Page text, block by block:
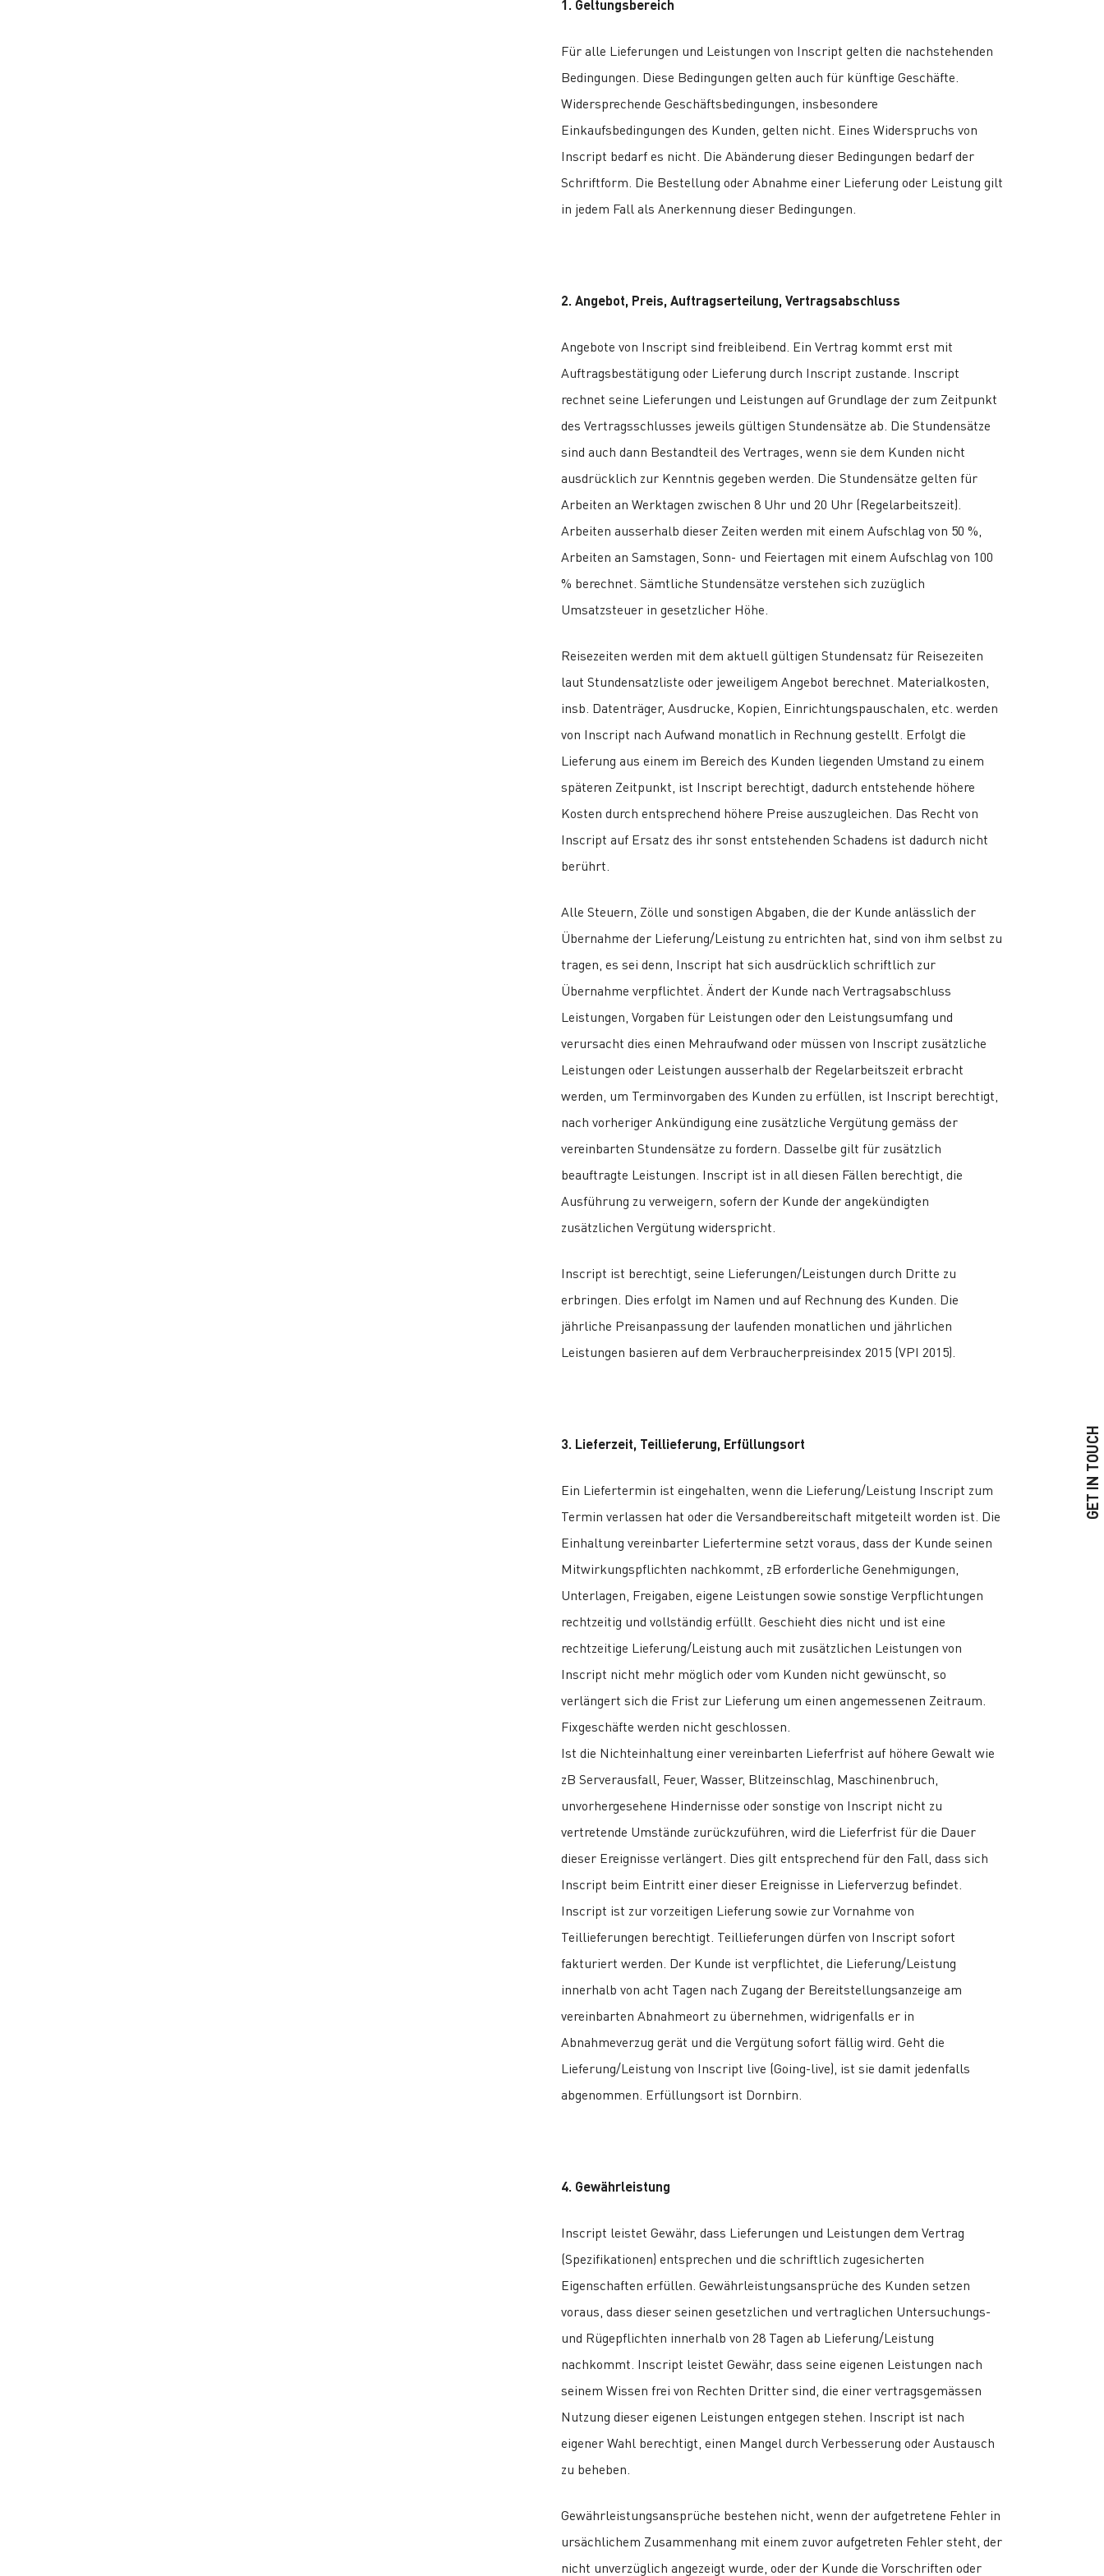
1. Geltungsbereich
Für alle Lieferungen und Leistungen von Inscript gelten die nachstehenden
Bedingungen. Diese Bedingungen gelten auch für künftige Geschäfte.
Widersprechende Geschäftsbedingungen, insbesondere
Einkaufsbedingungen des Kunden, gelten nicht. Eines Widerspruchs von
Inscript bedarf es nicht. Die Abänderung dieser Bedingungen bedarf der
Schriftform. Die Bestellung oder Abnahme einer Lieferung oder Leistung gilt
in jedem Fall als Anerkennung dieser Bedingungen.
2. Angebot, Preis, Auftragserteilung, Vertragsabschluss
Angebote von Inscript sind freibleibend. Ein Vertrag kommt erst mit
Auftragsbestätigung oder Lieferung durch Inscript zustande. Inscript
rechnet seine Lieferungen und Leistungen auf Grundlage der zum Zeitpunkt
des Vertragsschlusses jeweils gültigen Stundensätze ab. Die Stundensätze
sind auch dann Bestandteil des Vertrages, wenn sie dem Kunden nicht
ausdrücklich zur Kenntnis gegeben werden. Die Stundensätze gelten für
Arbeiten an Werktagen zwischen 8 Uhr und 20 Uhr (Regelarbeitszeit).
Arbeiten ausserhalb dieser Zeiten werden mit einem Aufschlag von 50 %,
Arbeiten an Samstagen, Sonn- und Feiertagen mit einem Aufschlag von 100
% berechnet. Sämtliche Stundensätze verstehen sich zuzüglich
Umsatzsteuer in gesetzlicher Höhe.
Reisezeiten werden mit dem aktuell gültigen Stundensatz für Reisezeiten
laut Stundensatzliste oder jeweiligem Angebot berechnet. Materialkosten,
insb. Datenträger, Ausdrucke, Kopien, Einrichtungspauschalen, etc. werden
von Inscript nach Aufwand monatlich in Rechnung gestellt. Erfolgt die
Lieferung aus einem im Bereich des Kunden liegenden Umstand zu einem
späteren Zeitpunkt, ist Inscript berechtigt, dadurch entstehende höhere
Kosten durch entsprechend höhere Preise auszugleichen. Das Recht von
Inscript auf Ersatz des ihr sonst entstehenden Schadens ist dadurch nicht
berührt.
Alle Steuern, Zölle und sonstigen Abgaben, die der Kunde anlässlich der
Übernahme der Lieferung/Leistung zu entrichten hat, sind von ihm selbst zu
tragen, es sei denn, Inscript hat sich ausdrücklich schriftlich zur
Übernahme verpflichtet. Ändert der Kunde nach Vertragsabschluss
Leistungen, Vorgaben für Leistungen oder den Leistungsumfang und
verursacht dies einen Mehraufwand oder müssen von Inscript zusätzliche
Leistungen oder Leistungen ausserhalb der Regelarbeitszeit erbracht
werden, um Terminvorgaben des Kunden zu erfüllen, ist Inscript berechtigt,
nach vorheriger Ankündigung eine zusätzliche Vergütung gemäss der
vereinbarten Stundensätze zu fordern. Dasselbe gilt für zusätzlich
beauftragte Leistungen. Inscript ist in all diesen Fällen berechtigt, die
Ausführung zu verweigern, sofern der Kunde der angekündigten
zusätzlichen Vergütung widerspricht.
Inscript ist berechtigt, seine Lieferungen/Leistungen durch Dritte zu
erbringen. Dies erfolgt im Namen und auf Rechnung des Kunden. Die
jährliche Preisanpassung der laufenden monatlichen und jährlichen
Leistungen basieren auf dem Verbraucherpreisindex 2015 (VPI 2015).
3. Lieferzeit, Teillieferung, Erfüllungsort
Ein Liefertermin ist eingehalten, wenn die Lieferung/Leistung Inscript zum
Termin verlassen hat oder die Versandbereitschaft mitgeteilt worden ist. Die
Einhaltung vereinbarter Liefertermine setzt voraus, dass der Kunde seinen
Mitwirkungspflichten nachkommt, zB erforderliche Genehmigungen,
Unterlagen, Freigaben, eigene Leistungen sowie sonstige Verpflichtungen
rechtzeitig und vollständig erfüllt. Geschieht dies nicht und ist eine
rechtzeitige Lieferung/Leistung auch mit zusätzlichen Leistungen von
Inscript nicht mehr möglich oder vom Kunden nicht gewünscht, so
verlängert sich die Frist zur Lieferung um einen angemessenen Zeitraum.
Fixgeschäfte werden nicht geschlossen.
Ist die Nichteinhaltung einer vereinbarten Lieferfrist auf höhere Gewalt wie
zB Serverausfall, Feuer, Wasser, Blitzeinschlag, Maschinenbruch,
unvorhergesehene Hindernisse oder sonstige von Inscript nicht zu
vertretende Umstände zurückzuführen, wird die Lieferfrist für die Dauer
dieser Ereignisse verlängert. Dies gilt entsprechend für den Fall, dass sich
Inscript beim Eintritt einer dieser Ereignisse in Lieferverzug befindet.
Inscript ist zur vorzeitigen Lieferung sowie zur Vornahme von
Teillieferungen berechtigt. Teillieferungen dürfen von Inscript sofort
fakturiert werden. Der Kunde ist verpflichtet, die Lieferung/Leistung
innerhalb von acht Tagen nach Zugang der Bereitstellungsanzeige am
vereinbarten Abnahmeort zu übernehmen, widrigenfalls er in
Abnahmeverzug gerät und die Vergütung sofort fällig wird. Geht die
Lieferung/Leistung von Inscript live (Going-live), ist sie damit jedenfalls
abgenommen. Erfüllungsort ist Dornbirn.
4. Gewährleistung
Inscript leistet Gewähr, dass Lieferungen und Leistungen dem Vertrag
(Spezifikationen) entsprechen und die schriftlich zugesicherten
Eigenschaften erfüllen. Gewährleistungsansprüche des Kunden setzen
voraus, dass dieser seinen gesetzlichen und vertraglichen Untersuchungs-
und Rügepflichten innerhalb von 28 Tagen ab Lieferung/Leistung
nachkommt. Inscript leistet Gewähr, dass seine eigenen Leistungen nach
seinem Wissen frei von Rechten Dritter sind, die einer vertragsgemässen
Nutzung dieser eigenen Leistungen entgegen stehen. Inscript ist nach
eigener Wahl berechtigt, einen Mangel durch Verbesserung oder Austausch
zu beheben.
Gewährleistungsansprüche bestehen nicht, wenn der aufgetretene Fehler in
ursächlichem Zusammenhang mit einem zuvor aufgetreten Fehler steht, der
nicht unverzüglich angezeigt wurde, oder der Kunde die Vorschriften oder
GET IN TOUCH